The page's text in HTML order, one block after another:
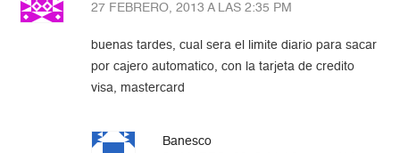
27 FEBRERO, 2013 A LAS 2:35 PM
buenas tardes, cual sera el limite diario para sacar
por cajero automatico, con la tarjeta de credito
visa, mastercard
Banesco